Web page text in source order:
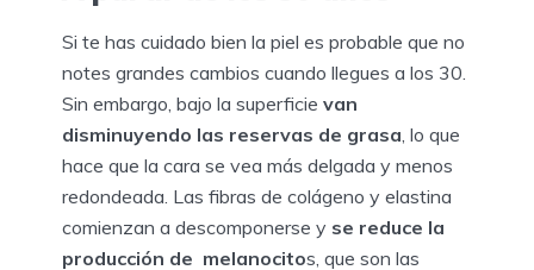
Si te has cuidado bien la piel es probable que no
notes grandes cambios cuando llegues a los 30.
Sin embargo, bajo la superficie van
disminuyendo las reservas de grasa , lo que
hace que la cara se vea más delgada y menos
redondeada. Las fibras de colágeno y elastina
comienzan a descomponerse y se reduce la
producción de melanocitos, que son las